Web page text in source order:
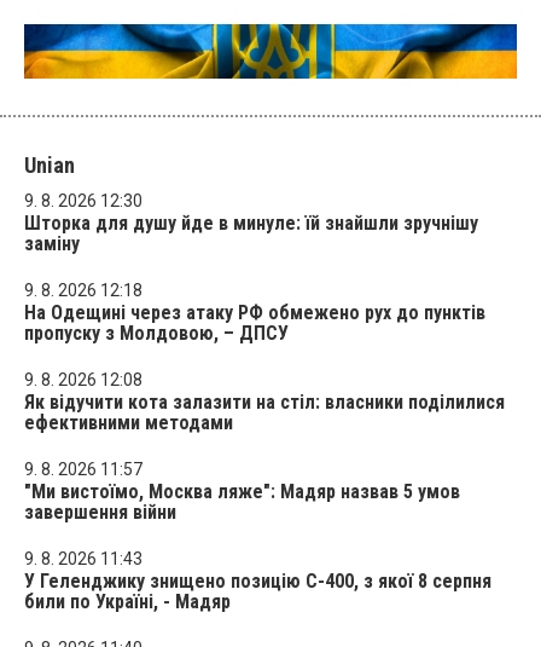
Unian
9. 8. 2026 12:30
Шторка для душу йде в минуле: їй знайшли зручнішу
заміну
9. 8. 2026 12:18
На Одещині через атаку РФ обмежено рух до пунктів
пропуску з Молдовою, – ДПСУ
9. 8. 2026 12:08
Як відучити кота залазити на стіл: власники поділилися
ефективними методами
9. 8. 2026 11:57
"Ми вистоїмо, Москва ляже": Мадяр назвав 5 умов
завершення війни
9. 8. 2026 11:43
У Геленджику знищено позицію С-400, з якої 8 серпня
били по Україні, - Мадяр